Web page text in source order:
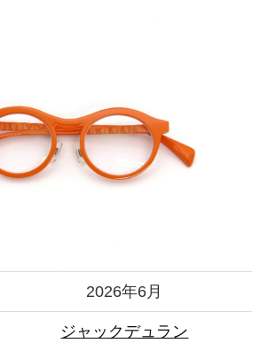
2026年6月
ジャックデュラン